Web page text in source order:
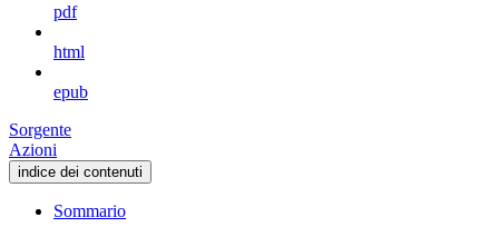
pdf
html
epub
Sorgente
Azioni
indice dei contenuti
Sommario